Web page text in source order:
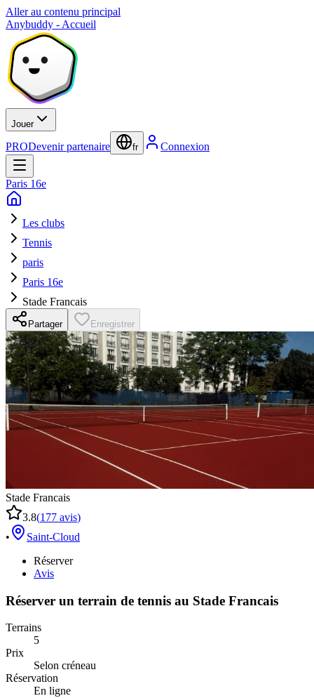
Aller au contenu principal
Anybuddy - Accueil
Jouer
PRODevenir partenaire fr Connexion
Paris 16e
Les clubs
Tennis
paris
Paris 16e
Stade Francais
Partager Enregistrer
Stade Francais
3.8(177 avis)
•
Saint-Cloud
Réserver
Avis
Réserver un terrain de tennis au Stade Francais
Terrains
5
Prix
Selon créneau
Réservation
En ligne